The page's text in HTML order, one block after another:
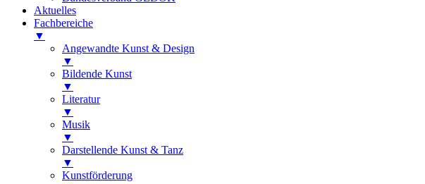
Aktuelles
Fachbereiche
▼
Angewandte Kunst & Design
▼
Bildende Kunst
▼
Literatur
▼
Musik
▼
Darstellende Kunst & Tanz
▼
Kunstförderung